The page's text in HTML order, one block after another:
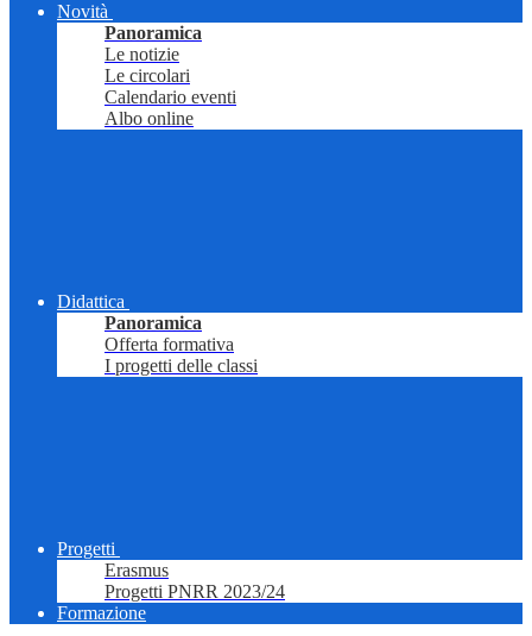
Novità
Panoramica
Le notizie
Le circolari
Calendario eventi
Albo online
Didattica
Panoramica
Offerta formativa
I progetti delle classi
Progetti
Erasmus
Progetti PNRR 2023/24
Formazione